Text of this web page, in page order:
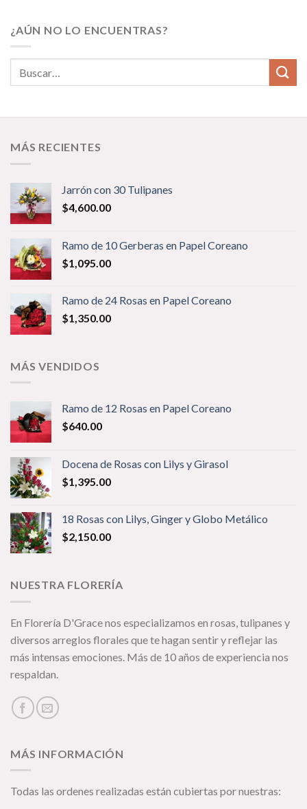
¿AÚN NO LO ENCUENTRAS?
MÁS RECIENTES
Jarrón con 30 Tulipanes
$4,600.00
Ramo de 10 Gerberas en Papel Coreano
$1,095.00
Ramo de 24 Rosas en Papel Coreano
$1,350.00
MÁS VENDIDOS
Ramo de 12 Rosas en Papel Coreano
$640.00
Docena de Rosas con Lilys y Girasol
$1,395.00
18 Rosas con Lilys, Ginger y Globo Metálico
$2,150.00
NUESTRA FLORERÍA
En Florería D'Grace nos especializamos en rosas, tulipanes y
diversos arreglos florales que te hagan sentir y reflejar las
más intensas emociones. Más de 10 años de experiencia nos
respaldan.
MÁS INFORMACIÓN
Todas las ordenes realizadas están cubiertas por nuestras: